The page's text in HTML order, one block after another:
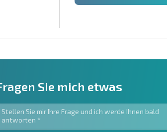
Sie mich etwas